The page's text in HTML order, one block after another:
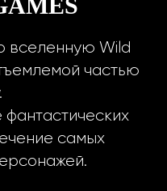
вселенную Wild
частью
самых